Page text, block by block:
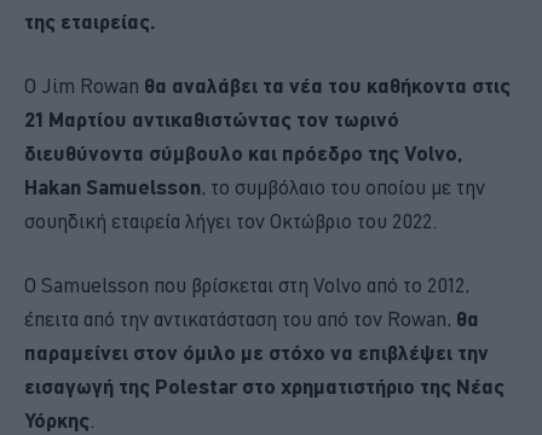
της εταιρείας.
Ο Jim Rowan θα αναλάβει τα νέα του καθήκοντα στις
21 Μαρτίου αντικαθιστώντας τον τωρινό
διευθύνοντα σύμβουλο και πρόεδρο της Volvo,
Hakan Samuelsson, το συμβόλαιο του οποίου με την
σουηδική εταιρεία λήγει τον Οκτώβριο του 2022.
Ο Samuelsson που βρίσκεται στη Volvo από το 2012,
έπειτα από την αντικατάσταση του από τον Rowan, θα
παραμείνει στον όμιλο με στόχο να επιβλέψει την
εισαγωγή της Polestar στο χρηματιστήριο της Νέας
Υόρκης